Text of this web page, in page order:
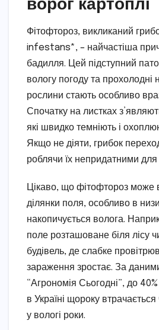
Фітофтороз, викликаний
infestans*, – найчастіша
бадилля. Цей підступний
вологу погоду та прохолодні
рослини стають особливо
Спочатку на листках
які швидко темніють і
Якщо не діяти, грибок
роблячи їх непридатними для
Цікаво, що фітофтороз може
ділянки поля, особливо в
накопичується волога.
поле розташоване біля лісу
будівель, де слабке
зараження зростає. За
“Агрономія Сьогодні”, до
в Україні щороку
у вологі роки.